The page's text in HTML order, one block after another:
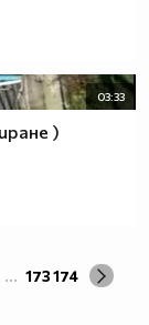
03:33
)
... 173174